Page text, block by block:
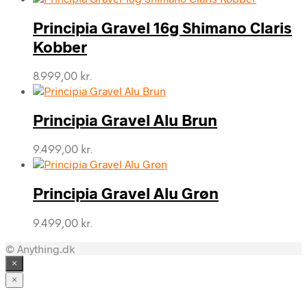
Principia Gravel 16g Shimano Claris
Kobber
8.999,00 kr.
Principia Gravel Alu Brun
9.499,00 kr.
Principia Gravel Alu Grøn
9.499,00 kr.
© Anything.dk
×
×